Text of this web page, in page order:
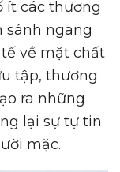
ít các thương
sánh ngang
về mặt chất
tập, thương
ra những
lại sự tự tin
mặc.